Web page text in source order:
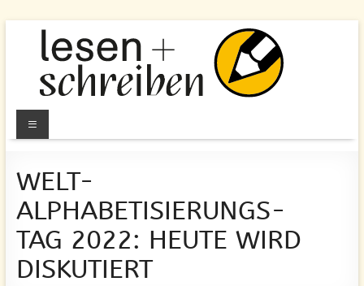
springen
Lesen
Schreiben
e.V.
Berlin
Alphabetisierung
Menü
WELT-
ALPHABETISIERUNGS-
TAG 2022: HEUTE WIRD
DISKUTIERT